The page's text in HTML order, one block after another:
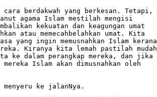
berdakwah yang berkesan. Tetapi,
agama Islam mestilah mengisi
kekuatan dan keagungan umat
atau memecahbelahkan umat. Kita
yang ingin memusnahkan Islam kerana
Kiranya kita lemah pastilah mudah
ke dalam perangkap mereka, dan jika
Islam akan dimusnahkan oleh
ke jalanNya.